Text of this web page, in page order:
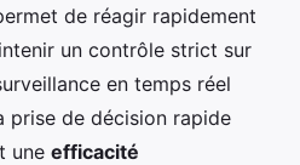
de réagir rapidement
un contrôle strict sur
en temps réel
prise de décision rapide
une efficacité